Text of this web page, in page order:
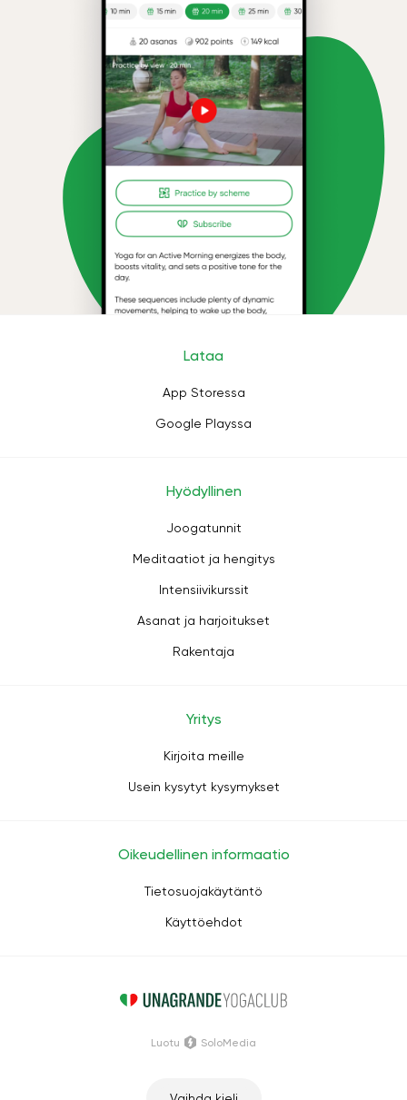
Lataa
App Storessa
Google Playssa
Hyödyllinen
Joogatunnit
Meditaatiot ja hengitys
Intensiivikurssit
Asanat ja harjoitukset
Rakentaja
Yritys
Kirjoita meille
Usein kysytyt kysymykset
Oikeudellinen informaatio
Tietosuojakäytäntö
Käyttöehdot
Luotu SoloMedia